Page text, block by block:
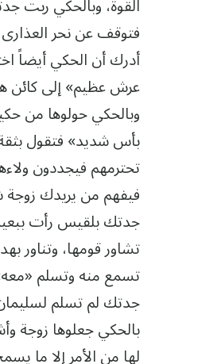
القوة، وبالحكي ربت
فتوقف عن نحر
أدرك أن الحكي أيضاً
عرش عظيم» إلى
وبالحكي حولوها من
بأس شديد» فتقول
تحترمهم فيجددون
فيفهم من يريدك زوجة
جدتك بلقيس رأت
تشاور قومها، وتناور
تسمع منه وتسلم
جدتك لم تسلم
بالحكي جعلوها زوجة
لها من الأمر إلا ما